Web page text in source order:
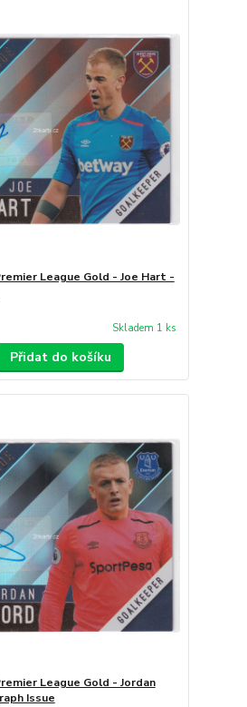
League Gold - Joe Hart -
Skladem 1 ks
Přidat do košíku
League Gold - Jordan
Issue